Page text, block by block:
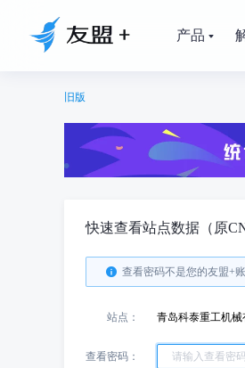
产品
旧版
快速查看站点数据（原
查看密码不是您的友盟+
站点： 青岛科泰重工机械
查看密码：